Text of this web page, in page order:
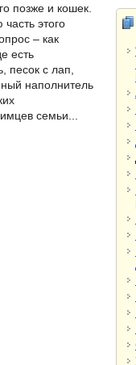
позже и кошек.
этого
– как
есть
песок с лап,
наполнитель
семьи...